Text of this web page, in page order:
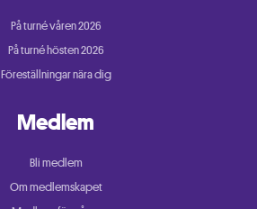
På turné våren 2026
På turné hösten 2026
Föreställningar nära dig
Medlem
Bli medlem
Om medlemskapet